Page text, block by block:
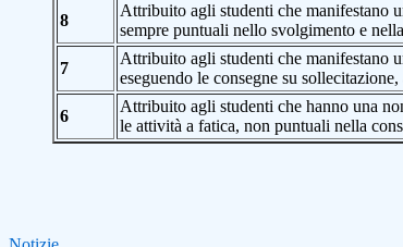
8
Attribuito agli studenti che manifestano
sempre puntuali nello svolgimento e
7
Attribuito agli studenti che manifestano
eseguendo le consegne su
6
Attribuito agli studenti che hanno una
le attività a fatica, non puntuali nella